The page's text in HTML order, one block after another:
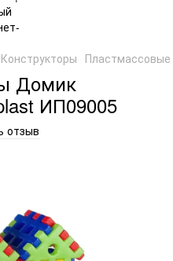
Конструкторы
Домик
ИП09005
отзыв